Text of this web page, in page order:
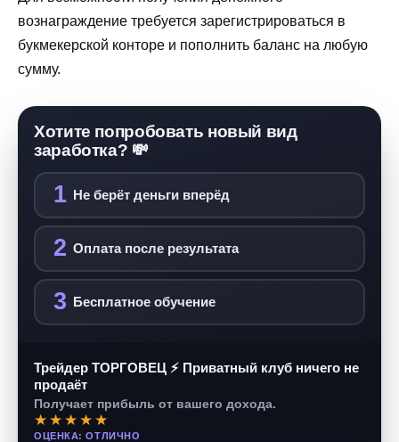
вознаграждение требуется зарегистрироваться в
букмекерской конторе и пополнить баланс на любую
сумму.
Хотите попробовать новый вид
заработка? 💸
1 Не берёт деньги вперёд
2 Оплата после результата
3 Бесплатное обучение
Трейдер ТОРГОВЕЦ ⚡ Приватный клуб ничего не
продаёт
Получает прибыль от вашего дохода.
★★★★★
ОЦЕНКА: ОТЛИЧНО